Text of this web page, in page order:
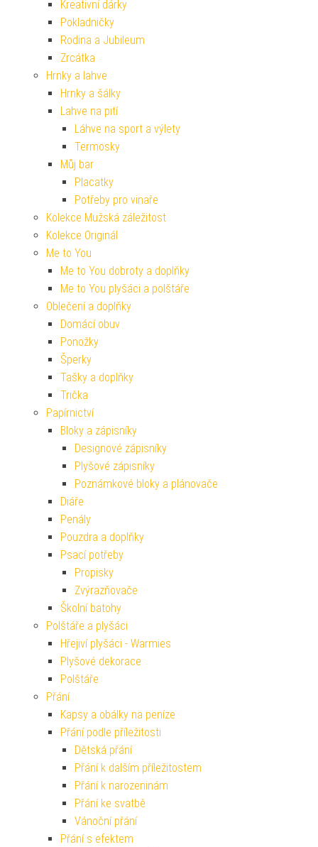
Kreativní dárky
Pokladničky
Rodina a Jubileum
Zrcátka
Hrnky a lahve
Hrnky a šálky
Lahve na pití
Láhve na sport a výlety
Termosky
Můj bar
Placatky
Potřeby pro vinaře
Kolekce Mužská záležitost
Kolekce Originál
Me to You
Me to You dobroty a doplňky
Me to You plyšáci a polštáře
Oblečení a doplňky
Domácí obuv
Ponožky
Šperky
Tašky a doplňky
Trička
Papírnictví
Bloky a zápisníky
Designové zápisníky
Plyšové zápisníky
Poznámkové bloky a plánovače
Diáře
Penály
Pouzdra a doplňky
Psací potřeby
Propisky
Zvýrazňovače
Školní batohy
Polštáře a plyšáci
Hřejiví plyšáci - Warmies
Plyšové dekorace
Polštáře
Přání
Kapsy a obálky na peníze
Přání podle příležitosti
Dětská přání
Přání k dalším příležitostem
Přání k narozeninám
Přání ke svatbě
Vánoční přání
Přání s efektem